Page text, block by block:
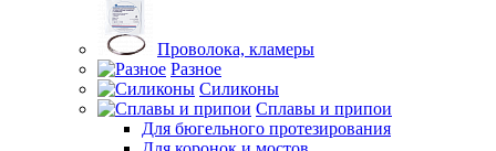
Проволока, кламеры
Разное
Силиконы
Сплавы и припои
Для бюгельного протезирования